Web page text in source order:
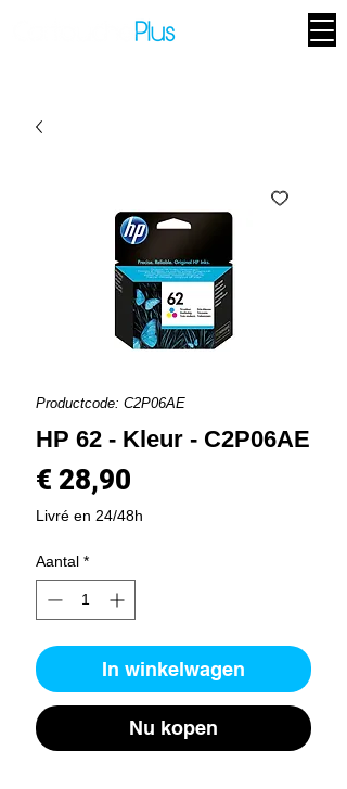
Productcode: C2P06AE
HP 62 - Kleur - C2P06AE
€ 28,90
Livré en 24/48h
Aantal *
In winkelwagen
Nu kopen